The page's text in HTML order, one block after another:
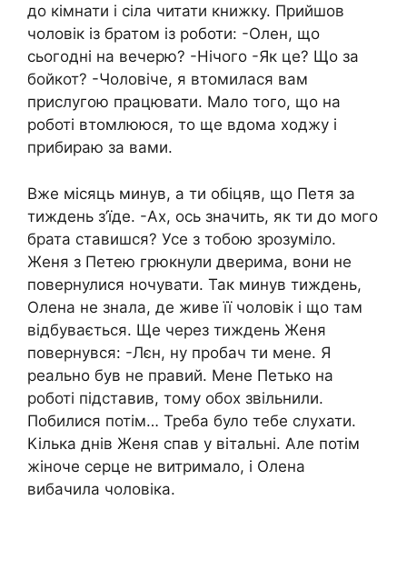
до кімнати і сіла читати книжку. Прийшов
чоловік із братом із роботи: -Олен, що
сьогодні на вечерю? -Нічого -Як це? Що за
бойкот? -Чоловіче, я втомилася вам
прислугою працювати. Мало того, що на
роботі втомлююся, то ще вдома ходжу і
прибираю за вами.
Вже місяць минув, а ти обіцяв, що Петя за
тиждень з’їде. -Ах, ось значить, як ти до мого
брата ставишся? Усе з тобою зрозуміло.
Женя з Петею грюкнули дверима, вони не
повернулися ночувати. Так минув тиждень,
Олена не знала, де живе її чоловік і що там
відбувається. Ще через тиждень Женя
повернувся: -Лєн, ну пробач ти мене. Я
реально був не правий. Мене Петько на
роботі підставив, тому обох звільнили.
Побилися потім… Треба було тебе слухати.
Кілька днів Женя спав у вітальні. Але потім
жіноче серце не витримало, і Олена
вибачила чоловіка.